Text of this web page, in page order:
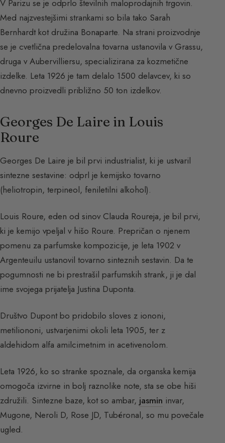
V Parizu se je odprlo številnih maloprodajnih trgovin.
Med najzvestejšimi strankami so bila tako Sarah
Bernhardt kot družina Bonaparte. Na strani proizvodnje
se je cvetlična predelovalna tovarna ustanovila v Grassu,
druga v Aubervilliersu, specializirana za kozmetične
izdelke. Leta 1926 je tam delalo 1500 delavcev, ki so
dnevno proizvedli približno 50 ton izdelkov.
Georges De Laire in Louis
Roure
Georges De Laire je bil prvi industrialist, ki je ustvaril
sintezne sestavine: odprl je kemijsko tovarno
(heliotropin, terpineol, feniletilni alkohol).
Louis Roure, eden od sinov Clauda Roureja, je bil prvi,
ki je kemijo vpeljal v hišo Roure. Prepričan o njenem
pomenu za parfumske kompozicije, je leta 1902 v
Argenteuilu ustanovil tovarno sinteznih sestavin. Da te
pogumnosti ne bi prestrašil parfumskih strank, ji je dal
ime svojega prijatelja Justina Duponta.
Društvo Dupont bo pridobilo sloves z iononi,
metiliononi, ustvarjenimi okoli leta 1905, ter z
aldehidom alfa amilcimetnim in acetivenolom.
Leta 1926, ko so stranke spoznale, da organska kemija
omogoča izvirne in bolj raznolike note, sta se obe hiši
združili. Sintezne baze, kot so ambar, jasmin invar,
Mugone, Neroli D, Rose JD, Tubéronal, so mu povečale
ugled.